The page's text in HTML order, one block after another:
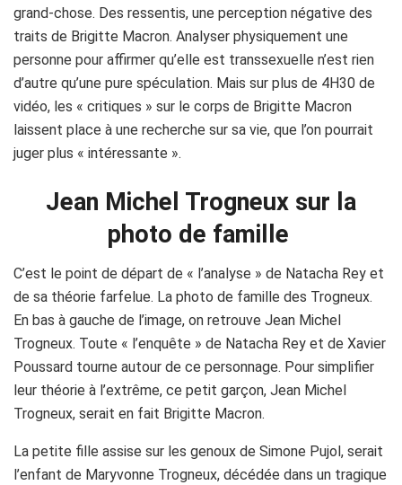
grand-chose. Des ressentis, une perception négative des
traits de Brigitte Macron. Analyser physiquement une
personne pour affirmer qu’elle est transsexuelle n’est rien
d’autre qu’une pure spéculation. Mais sur plus de 4H30 de
vidéo, les « critiques » sur le corps de Brigitte Macron
laissent place à une recherche sur sa vie, que l’on pourrait
juger plus « intéressante ».
Jean Michel Trogneux sur la
photo de famille
C’est le point de départ de « l’analyse » de Natacha Rey et
de sa théorie farfelue. La photo de famille des Trogneux.
En bas à gauche de l’image, on retrouve Jean Michel
Trogneux. Toute « l’enquête » de Natacha Rey et de Xavier
Poussard tourne autour de ce personnage. Pour simplifier
leur théorie à l’extrême, ce petit garçon, Jean Michel
Trogneux, serait en fait Brigitte Macron.
La petite fille assise sur les genoux de Simone Pujol, serait
l’enfant de Maryvonne Trogneux, décédée dans un tragique